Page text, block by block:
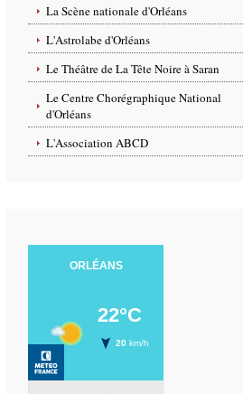
La Scène nationale d'Orléans
L'Astrolabe d'Orléans
Le Théâtre de La Tête Noire à Saran
Le Centre Chorégraphique National
d'Orléans
L'Association ABCD